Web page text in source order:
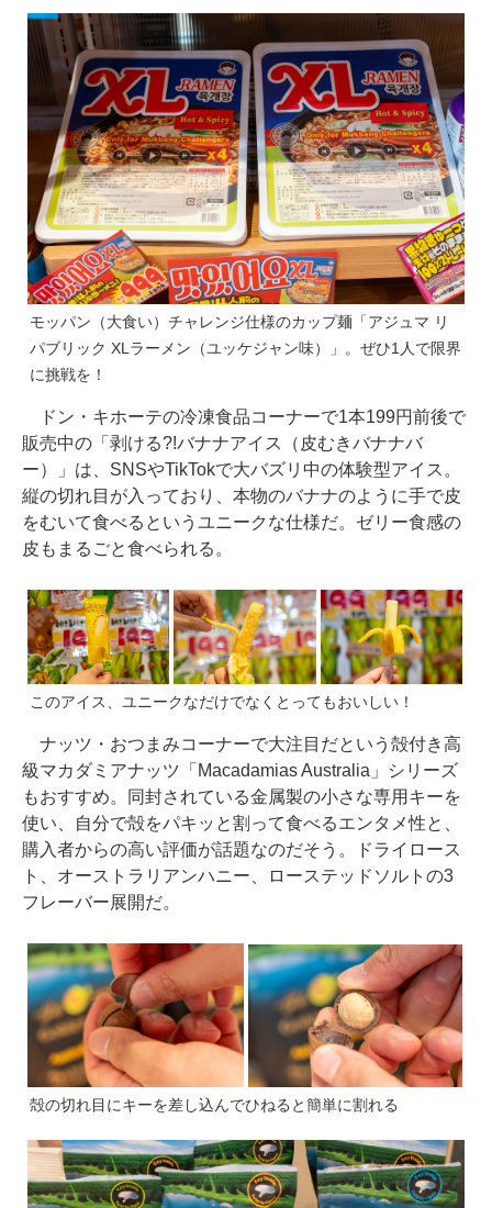
モッパン（大食い）チャレンジ仕様のカップ麺「アジュマ リ
パブリック XLラーメン（ユッケジャン味）」。ぜひ1人で限界
に挑戦を！
ドン・キホーテの冷凍食品コーナーで1本199円前後で
販売中の「剥ける?!バナナアイス（皮むきバナナバ
ー）」は、SNSやTikTokで大バズリ中の体験型アイス。
縦の切れ目が入っており、本物のバナナのように手で皮
をむいて食べるというユニークな仕様だ。ゼリー食感の
皮もまるごと食べられる。
このアイス、ユニークなだけでなくとってもおいしい！
ナッツ・おつまみコーナーで大注目だという殻付き高
級マカダミアナッツ「Macadamias Australia」シリーズ
もおすすめ。同封されている金属製の小さな専用キーを
使い、自分で殻をパキッと割って食べるエンタメ性と、
購入者からの高い評価が話題なのだそう。ドライロース
ト、オーストラリアンハニー、ローステッドソルトの3
フレーバー展開だ。
殻の切れ目にキーを差し込んでひねると簡単に割れる